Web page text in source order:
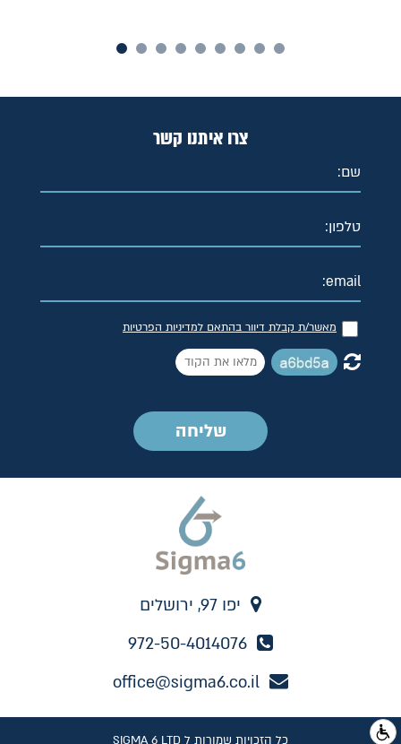
צרו איתנו קשר
מאשר/ת קבלת דיוור בהתאם למדיניות הפרטיות
יפו 97, ירושלים
972-50-4014076
office@sigma6.co.il
כל הזכויות שמורות ל SIGMA 6 LTD